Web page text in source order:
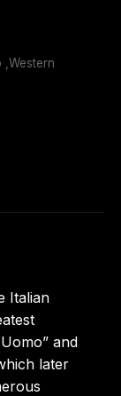
,Western
Italian
and
later